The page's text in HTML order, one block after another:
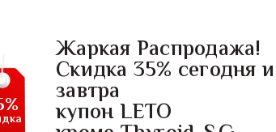
Жаркая Распродажа!
Скидка 35% сегодня и
завтра
купон LETO